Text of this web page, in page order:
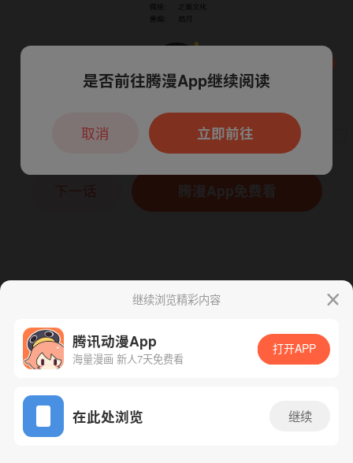
App免费看
腾漫App免费看
继续浏览精彩内容
腾讯动漫App
海量漫画 新人7天免费看
打开APP
在此处浏览 继续
本章节仅支持App阅读，可打开App新用
户7天免费看
是否前往腾漫App继续阅读
立即前往
取消